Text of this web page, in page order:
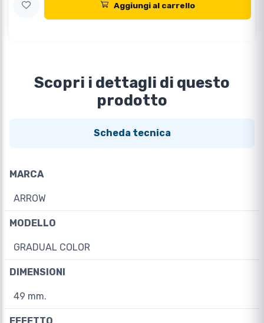
Aggiungi al carrello
Scopri i dettagli di questo
prodotto
Scheda tecnica
MARCA
ARROW
MODELLO
GRADUAL COLOR
DIMENSIONI
49 mm.